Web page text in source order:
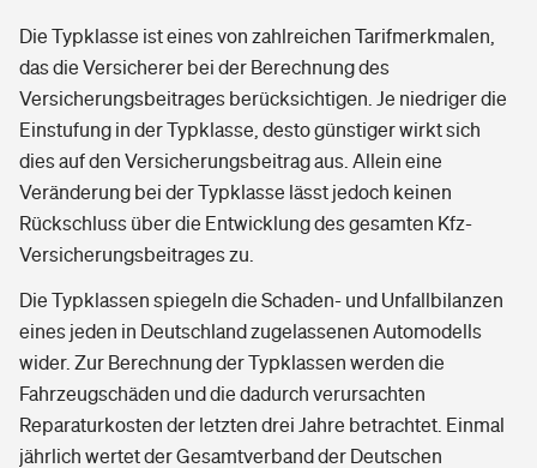
Die Typklasse ist eines von zahlreichen Tarifmerkmalen,
das die Versicherer bei der Berechnung des
Versicherungsbeitrages berücksichtigen. Je niedriger die
Einstufung in der Typklasse, desto günstiger wirkt sich
dies auf den Versicherungsbeitrag aus. Allein eine
Veränderung bei der Typklasse lässt jedoch keinen
Rückschluss über die Entwicklung des gesamten Kfz-
Versicherungsbeitrages zu.
Die Typklassen spiegeln die Schaden- und Unfallbilanzen
eines jeden in Deutschland zugelassenen Automodells
wider. Zur Berechnung der Typklassen werden die
Fahrzeugschäden und die dadurch verursachten
Reparaturkosten der letzten drei Jahre betrachtet. Einmal
jährlich wertet der Gesamtverband der Deutschen